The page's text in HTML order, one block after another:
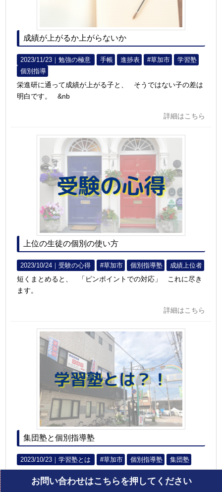
成績が上がるか上がらないか
2023/11/23｜勉強の極意 手帳 進捗表 #草加市
学習塾
個別指導
栄進研に通って成績が上がる子と、 そうではない子の差は
明白です。 &nb
詳細はこちら
上位の生徒の個別の使い方
2023/10/24｜受験の心得 #草加市 個別指導塾 成績上位者
短くまとめると、 「ピンポイントでの対応」 これに尽き
ます。
詳細はこちら
集団塾と個別指導塾
2023/10/23｜学習塾とは #草加市 個別指導塾 集団塾
ように違うのかをお話ししていきま
お問い合わせはこちらを押してください